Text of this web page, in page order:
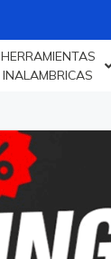
HERRAMIENTAS
INALAMBRICAS